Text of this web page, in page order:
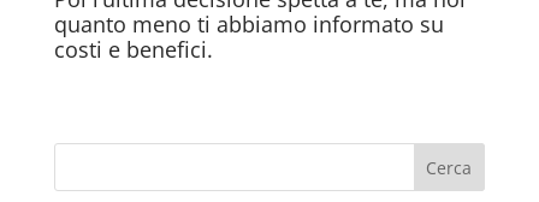
quanto meno ti abbiamo informato su
costi e benefici.
Cerca